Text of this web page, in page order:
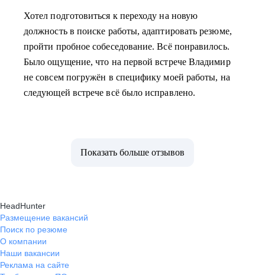
Хотел подготовиться к переходу на новую
должность в поиске работы, адаптировать резюме,
пройти пробное собеседование. Всё понравилось.
Было ощущение, что на первой встрече Владимир
не совсем погружён в специфику моей работы, на
следующей встрече всё было исправлено.
Показать больше отзывов
HeadHunter
Размещение вакансий
Поиск по резюме
О компании
Наши вакансии
Реклама на сайте